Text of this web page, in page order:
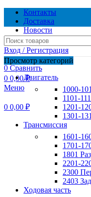
Контакты
Доставка
Новости
Вход / Регистрация
0Избранное
0 Сравнить
0 0,00₽
Меню
0 0,00 ₽
Просмотр категорий
Двигатель
1000-
1101-
1201-
1301-
Трансмиссия
1601-
1701-
1801
2201-
2300
2403
Ходовая часть